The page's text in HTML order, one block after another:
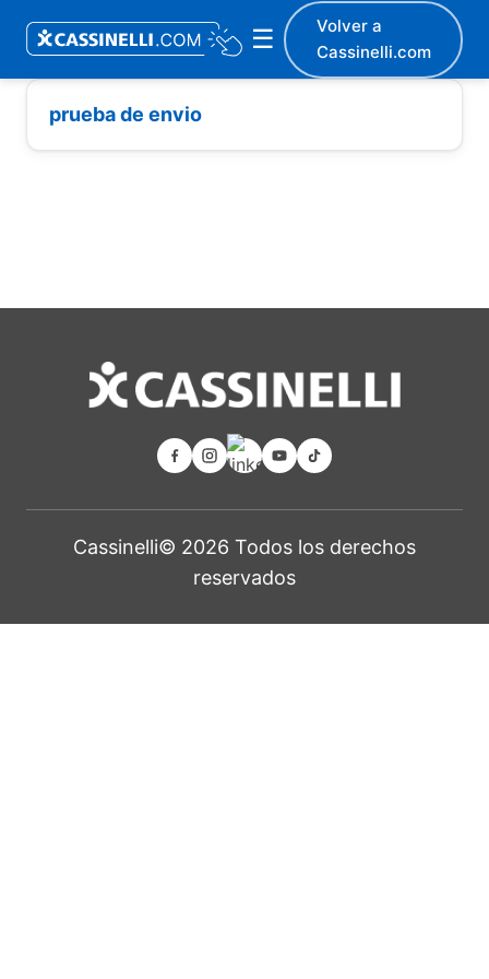
☰
Volver a
Cassinelli.com
prueba de envio
Cassinelli© 2026 Todos los derechos
reservados